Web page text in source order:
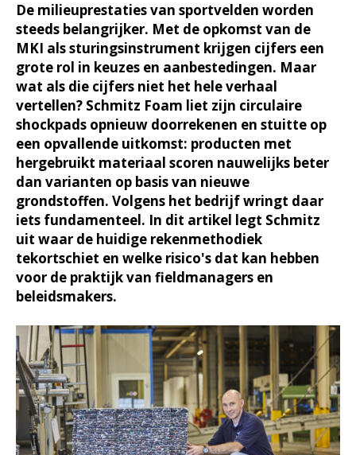
De milieuprestaties van sportvelden worden
steeds belangrijker. Met de opkomst van de
MKI als sturingsinstrument krijgen cijfers een
grote rol in keuzes en aanbestedingen. Maar
wat als die cijfers niet het hele verhaal
vertellen? Schmitz Foam liet zijn circulaire
shockpads opnieuw doorrekenen en stuitte op
een opvallende uitkomst: producten met
hergebruikt materiaal scoren nauwelijks beter
dan varianten op basis van nieuwe
grondstoffen. Volgens het bedrijf wringt daar
iets fundamenteel. In dit artikel legt Schmitz
uit waar de huidige rekenmethodiek
tekortschiet en welke risico's dat kan hebben
voor de praktijk van fieldmanagers en
beleidsmakers.